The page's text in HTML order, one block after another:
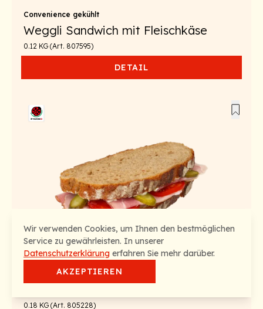
Convenience gekühlt
Weggli Sandwich mit Fleischkäse
0.12 KG (Art. 807595)
DETAIL
Convenience gekühlt
0.18 KG (Art. 805228)
Wir verwenden Cookies, um Ihnen den bestmöglichen
Service zu gewährleisten. In unserer
Datenschutzerklärung erfahren Sie mehr darüber.
AKZEPTIEREN